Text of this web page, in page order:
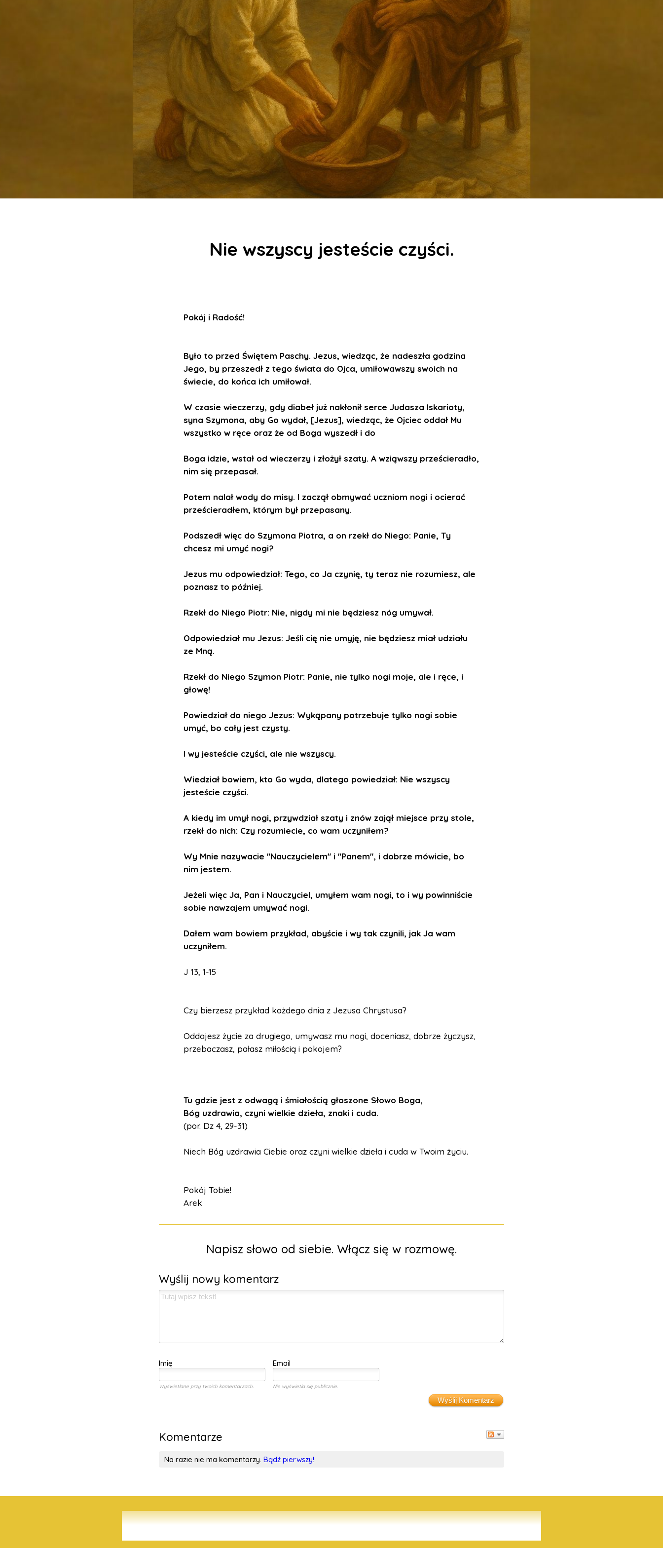
Nie wszyscy jesteście czyści.
Pokój i Radość!
Było to przed Świętem Paschy. Jezus, wiedząc, że nadeszła godzina
Jego, by przeszedł z tego świata do Ojca, umiłowawszy swoich na
świecie, do końca ich umiłował.
W czasie wieczerzy, gdy diabeł już nakłonił serce Judasza Iskarioty,
syna Szymona, aby Go wydał, [Jezus], wiedząc, że Ojciec oddał Mu
wszystko w ręce oraz że od Boga wyszedł i do
Boga idzie, wstał od wieczerzy i złożył szaty. A wziąwszy prześcieradło,
nim się przepasał.
Potem nalał wody do misy. I zaczął obmywać uczniom nogi i ocierać
prześcieradłem, którym był przepasany.
Podszedł więc do Szymona Piotra, a on rzekł do Niego: Panie, Ty
chcesz mi umyć nogi?
Jezus mu odpowiedział: Tego, co Ja czynię, ty teraz nie rozumiesz, ale
poznasz to później.
Rzekł do Niego Piotr: Nie, nigdy mi nie będziesz nóg umywał.
Odpowiedział mu Jezus: Jeśli cię nie umyję, nie będziesz miał udziału
ze Mną.
Rzekł do Niego Szymon Piotr: Panie, nie tylko nogi moje, ale i ręce, i
głowę!
Powiedział do niego Jezus: Wykąpany potrzebuje tylko nogi sobie
umyć, bo cały jest czysty.
I wy jesteście czyści, ale nie wszyscy.
Wiedział bowiem, kto Go wyda, dlatego powiedział: Nie wszyscy
jesteście czyści.
A kiedy im umył nogi, przywdział szaty i znów zajął miejsce przy stole,
rzekł do nich: Czy rozumiecie, co wam uczyniłem?
Wy Mnie nazywacie "Nauczycielem" i "Panem", i dobrze mówicie, bo
nim jestem.
Jeżeli więc Ja, Pan i Nauczyciel, umyłem wam nogi, to i wy powinniście
sobie nawzajem umywać nogi.
Dałem wam bowiem przykład, abyście i wy tak czynili, jak Ja wam
uczyniłem.
J 13, 1-15
Czy bierzesz przykład każdego dnia z Jezusa Chrystusa?
Oddajesz życie za drugiego, umywasz mu nogi, doceniasz, dobrze życzysz,
przebaczasz, pałasz miłością i pokojem?
Tu gdzie jest z odwagą i śmiałością głoszone Słowo Boga,
Bóg uzdrawia, czyni wielkie dzieła, znaki i cuda.
(por. Dz 4, 29-31)
Niech Bóg uzdrawia Ciebie oraz czyni wielkie dzieła i cuda w Twoim życiu.
Pokój Tobie!
Arek
Napisz słowo od siebie. Włącz się w rozmowę.
Komentarze
Na razie nie ma komentarzy. Bądź pierwszy!
Wyślij nowy komentarz
Imię Email
Wyświetlane przy twoich komentarzach. Nie wyświetla się publicznie.
Wyślij Komentarz